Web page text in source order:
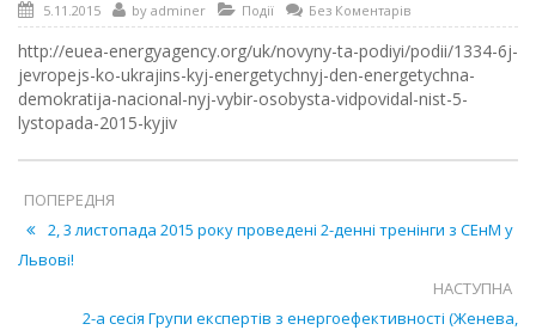
5.11.2015 by adminer Події Без Коментарів
http://euea-energyagency.org/uk/novyny-ta-podiyi/podii/1334-6j-
jevropejs-ko-ukrajins-kyj-energetychnyj-den-energetychna-
demokratija-nacional-nyj-vybir-osobysta-vidpovidal-nist-5-
lystopada-2015-kyjiv
ПОПЕРЕДНЯ
2, 3 листопада 2015 року проведені 2-денні тренінги з СЕнМ у
Львові!
НАСТУПНА
2-а сесія Групи експертів з енергоефективності (Женева,